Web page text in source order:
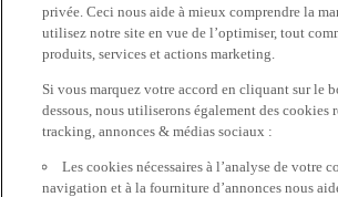
privée. Ceci nous aide à mieux comprendre la
utilisez notre site en vue de l’optimiser, tout
produits, services et actions marketing.
Si vous marquez votre accord en cliquant sur le
dessous, nous utiliserons également des cookies
tracking, annonces & médias sociaux :
Les cookies nécessaires à l’analyse de votre
navigation et à la fourniture d’annonces nous